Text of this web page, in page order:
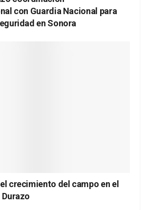
con Guardia Nacional para
en Sonora
crecimiento del campo en el